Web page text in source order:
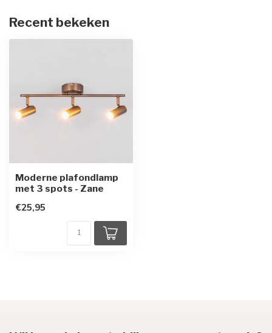
Recent bekeken
Moderne plafondlamp
met 3 spots - Zane
€25,95